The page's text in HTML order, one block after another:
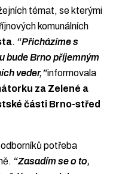
témat, se kterými
komunálních
. “Přicházíme s
bude Brno příjemným
veder,”informovala
za Zelené a
části Brno-střed
potřeba
“Zasadím se o to,